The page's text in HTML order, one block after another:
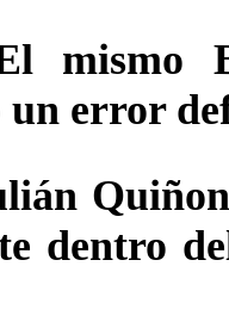
mismo
error
dentro